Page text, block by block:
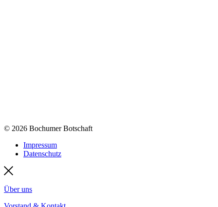
© 2026 Bochumer Botschaft
Impressum
Datenschutz
Über uns